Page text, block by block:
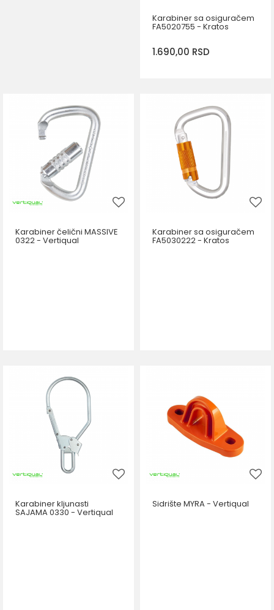
Karabiner sa osiguračem
FA5020755 - Kratos
1.690,00 RSD
DODAJ U KORPU
Karabiner čelični MASSIVE
0322 - Vertiqual
Karabiner sa osiguračem
FA5030222 - Kratos
Karabiner kljunasti
SAJAMA 0330 - Vertiqual
Sidrište MYRA - Vertiqual